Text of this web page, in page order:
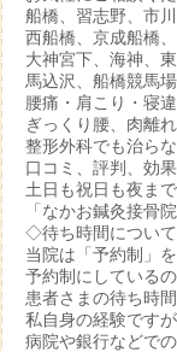
船橋、習志野、市
西船橋、京成船橋
大神宮下、海神、
馬込沢、船橋競馬
腰痛・肩こり・寝
ぎっくり腰、肉離
整形外科でも治ら
口コミ、評判、効
土日も祝日も夜ま
「なかお鍼灸接骨
◇待ち時間について
当院は「予約制」
予約制にしている
患者さまの待ち時
私自身の経験ですが
病院や銀行などで